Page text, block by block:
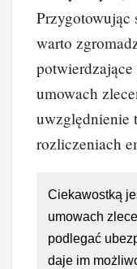
Przygotowując
warto
umowach
uwzględnienie
rozliczeniach
Ciekawostką
umowach
podlegać
daje im